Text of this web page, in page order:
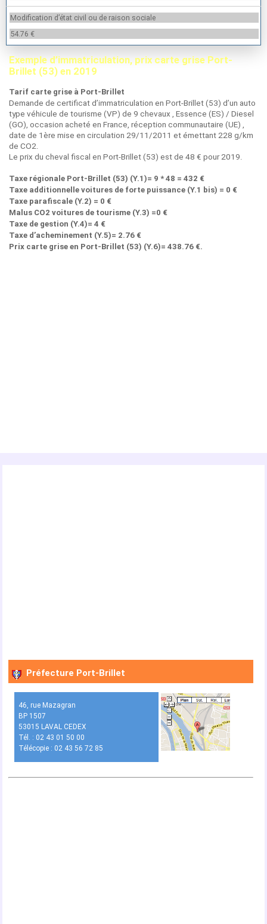
Modification d’état civil ou de raison sociale
54.76 €
Exemple d’immatriculation, prix carte grise Port-
Brillet (53) en 2019
Tarif carte grise à Port-Brillet
Demande de certificat d’immatriculation en Port-Brillet (53) d’un auto
type véhicule de tourisme (VP) de 9 chevaux , Essence (ES) / Diesel
(GO), occasion acheté en France, réception communautaire (UE) ,
date de 1ère mise en circulation 29/11/2011 et émettant 228 g/km
de CO2.
Le prix du cheval fiscal en Port-Brillet (53) est de 48 € pour 2019.
Taxe régionale Port-Brillet (53) (Y.1)= 9 * 48 = 432 €
Taxe additionnelle voitures de forte puissance (Y.1 bis) = 0 €
Taxe parafiscale (Y.2) = 0 €
Malus CO2 voitures de tourisme (Y.3) =0 €
Taxe de gestion (Y.4)= 4 €
Taxe d’acheminement (Y.5)= 2.76 €
Prix carte grise en Port-Brillet (53) (Y.6)= 438.76 €.
Préfecture Port-Brillet
46, rue Mazagran
BP 1507
53015 LAVAL CEDEX
Tél. : 02 43 01 50 00
Télécopie : 02 43 56 72 85